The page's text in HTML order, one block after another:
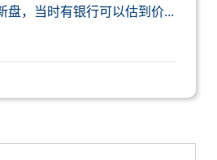
盘，当时有银行可以估到价...